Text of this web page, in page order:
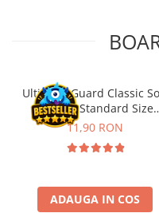
Ultimate Guard Classic
Sleeves Standard Size
Transparent (100)
11,90 RON
ADAUGA IN COS